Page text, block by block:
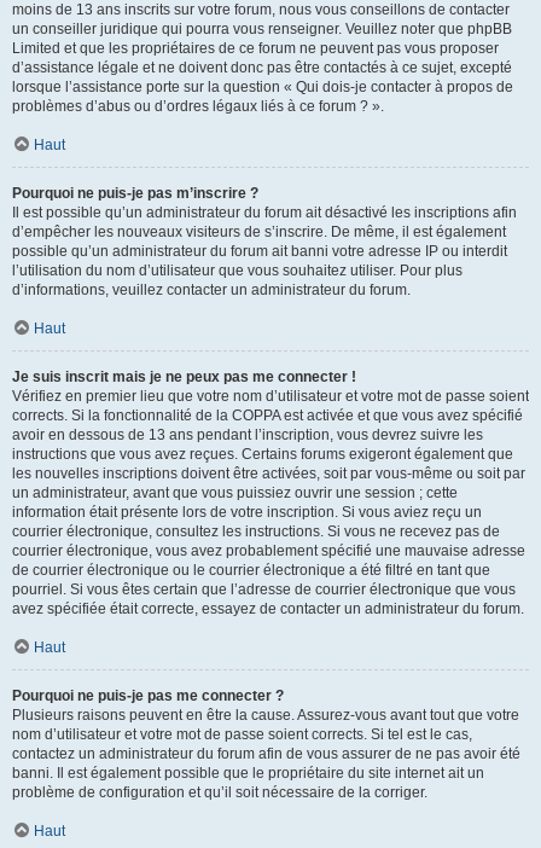
moins de 13 ans inscrits sur votre forum, nous vous conseillons de contacter
un conseiller juridique qui pourra vous renseigner. Veuillez noter que phpBB
Limited et que les propriétaires de ce forum ne peuvent pas vous proposer
d’assistance légale et ne doivent donc pas être contactés à ce sujet, excepté
lorsque l’assistance porte sur la question « Qui dois-je contacter à propos de
problèmes d’abus ou d’ordres légaux liés à ce forum ? ».
Haut
Pourquoi ne puis-je pas m’inscrire ?
Il est possible qu’un administrateur du forum ait désactivé les inscriptions afin
d’empêcher les nouveaux visiteurs de s’inscrire. De même, il est également
possible qu’un administrateur du forum ait banni votre adresse IP ou interdit
l’utilisation du nom d’utilisateur que vous souhaitez utiliser. Pour plus
d’informations, veuillez contacter un administrateur du forum.
Haut
Je suis inscrit mais je ne peux pas me connecter !
Vérifiez en premier lieu que votre nom d’utilisateur et votre mot de passe soient
corrects. Si la fonctionnalité de la COPPA est activée et que vous avez spécifié
avoir en dessous de 13 ans pendant l’inscription, vous devrez suivre les
instructions que vous avez reçues. Certains forums exigeront également que
les nouvelles inscriptions doivent être activées, soit par vous-même ou soit par
un administrateur, avant que vous puissiez ouvrir une session ; cette
information était présente lors de votre inscription. Si vous aviez reçu un
courrier électronique, consultez les instructions. Si vous ne recevez pas de
courrier électronique, vous avez probablement spécifié une mauvaise adresse
de courrier électronique ou le courrier électronique a été filtré en tant que
pourriel. Si vous êtes certain que l’adresse de courrier électronique que vous
avez spécifiée était correcte, essayez de contacter un administrateur du forum.
Haut
Pourquoi ne puis-je pas me connecter ?
Plusieurs raisons peuvent en être la cause. Assurez-vous avant tout que votre
nom d’utilisateur et votre mot de passe soient corrects. Si tel est le cas,
contactez un administrateur du forum afin de vous assurer de ne pas avoir été
banni. Il est également possible que le propriétaire du site internet ait un
problème de configuration et qu’il soit nécessaire de la corriger.
Haut